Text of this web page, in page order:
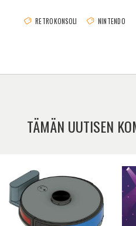
RETROKONSOLI NINTENDO
TÄMÄN UUTISEN